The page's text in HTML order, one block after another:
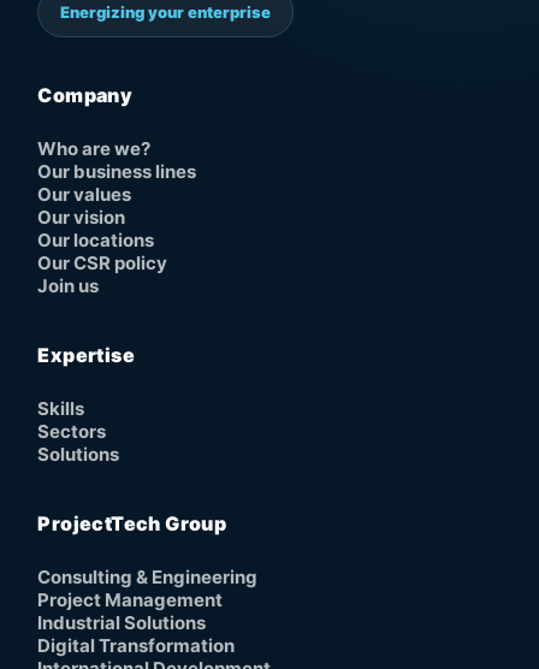
Energizing your enterprise
Company
Who are we?
Our business lines
Our values
Our vision
Our locations
Our CSR policy
Join us
Expertise
Skills
Sectors
Solutions
ProjectTech Group
Consulting & Engineering
Project Management
Industrial Solutions
Digital Transformation